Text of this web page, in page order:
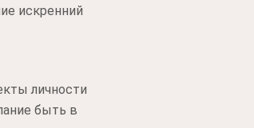
искренний
личности
быть в